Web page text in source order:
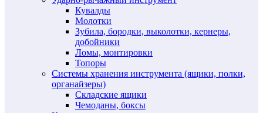
Кувалды
Молотки
Зубила, бородки, выколотки, кернеры,
добойники
Ломы, монтировки
Топоры
Системы хранения инструмента (ящики, полки,
органайзеры)
Складские ящики
Чемоданы, боксы